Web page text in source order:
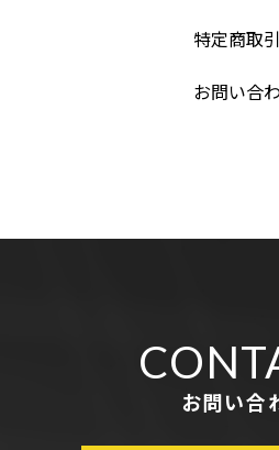
特定商取
お問い合
お問い合